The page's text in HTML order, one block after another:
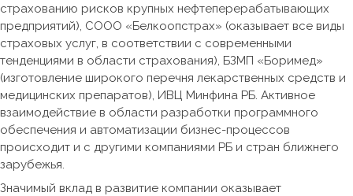
страхованию рисков крупных нефтеперерабатывающих
предприятий), СООО «Белкоопстрах» (оказывает все виды
страховых услуг, в соответствии с современными
тенденциями в области страхования), БЗМП «Боримед»
(изготовление широкого перечня лекарственных средств и
медицинских препаратов), ИВЦ Минфина РБ. Активное
взаимодействие в области разработки программного
обеспечения и автоматизации бизнес-процессов
происходит и с другими компаниями РБ и стран ближнего
зарубежья.
Значимый вклад в развитие компании оказывает